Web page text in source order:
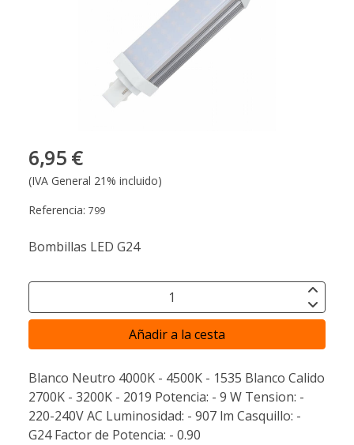
6,95 €
(IVA General 21% incluido)
Referencia: 799
Bombillas LED G24
Añadir a la cesta
Blanco Neutro 4000K - 4500K - 1535 Blanco Calido
2700K - 3200K - 2019 Potencia: - 9 W Tension: -
220-240V AC Luminosidad: - 907 lm Casquillo: -
G24 Factor de Potencia: - 0.90